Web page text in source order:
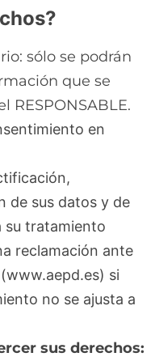
sólo se podrán
que se
RESPONSABLE.
en
de sus datos y de
su tratamiento
reclamación ante
si
no se ajusta a
sus derechos: